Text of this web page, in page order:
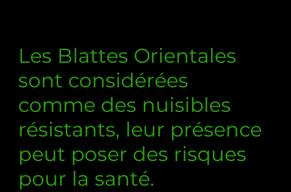
Les Blattes Orientales
sont considérées
comme des nuisibles
résistants, leur présence
peut poser des risques
pour la santé.